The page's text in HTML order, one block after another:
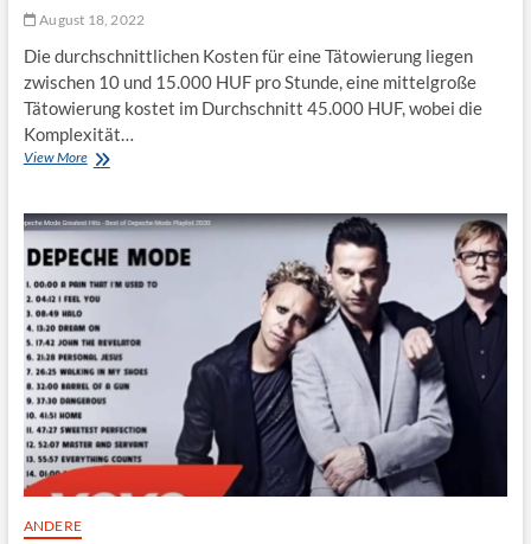
e
C
B
G
August 18, 2022
Die durchschnittlichen Kosten für eine Tätowierung liegen
zwischen 10 und 15.000 HUF pro Stunde, eine mittelgroße
Tätowierung kostet im Durchschnitt 45.000 HUF, wobei die
Komplexität…
View MoreW
v
e
l
k
o
s
t
e
e
i
e
ANDERE